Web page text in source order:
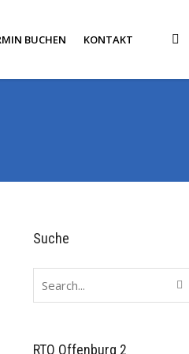
BUCHEN KONTAKT
Suche
RTO Offenburg 2